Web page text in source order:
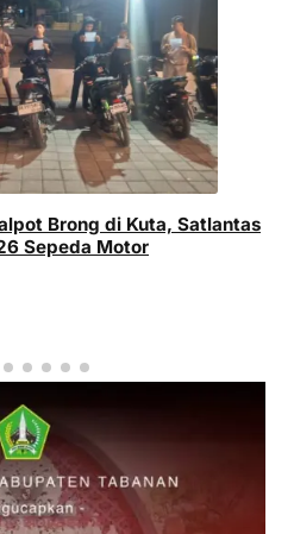
Brong di Kuta, Satlantas
Sepeda Motor